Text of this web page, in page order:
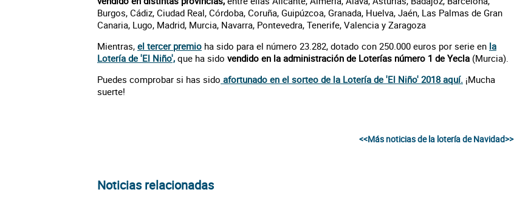
Burgos, Cádiz, Ciudad Real, Córdoba, Coruña, Guipúzcoa, Granada, Huelva, Jaén, Las Palmas de Gran
Canaria, Lugo, Madrid, Murcia, Navarra, Pontevedra, Tenerife, Valencia y Zaragoza
Mientras, el tercer premio ha sido para el número 23.282, dotado con 250.000 euros por serie en la
Lotería de 'El Niño', que ha sido vendido en la administración de Loterías número 1 de Yecla (Murcia).
Puedes comprobar si has sido afortunado en el sorteo de la Lotería de 'El Niño' 2018 aquí. ¡Mucha
suerte!
<<Más noticias de la lotería de Navidad>>
Noticias relacionadas